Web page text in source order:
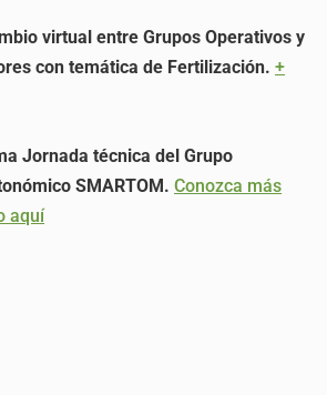
virtual entre Grupos Operativos y
con temática de Fertilización. +
Jornada técnica del Grupo
SMARTOM. Conozca más
aquí